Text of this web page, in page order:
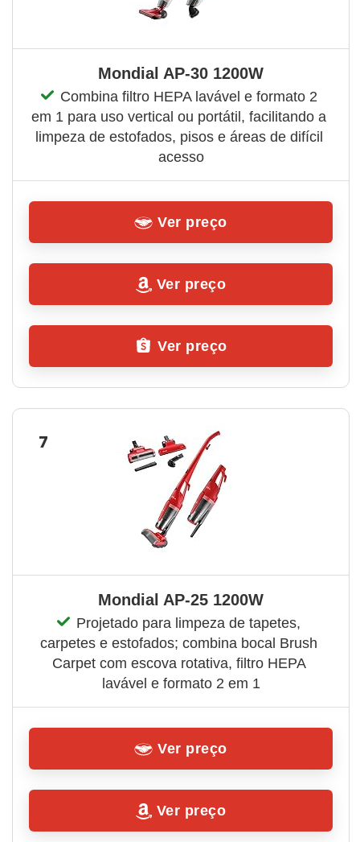
Mondial AP-30 1200W
Combina filtro HEPA lavável e formato 2
em 1 para uso vertical ou portátil, facilitando a
limpeza de estofados, pisos e áreas de difícil
acesso
Ver preço
Ver preço
Ver preço
7
Mondial AP-25 1200W
Projetado para limpeza de tapetes,
carpetes e estofados; combina bocal Brush
Carpet com escova rotativa, filtro HEPA
lavável e formato 2 em 1
Ver preço
Ver preço